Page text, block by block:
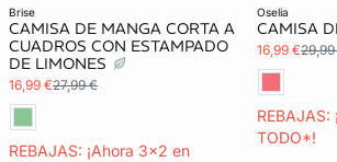
brise
CAMISA DE MANGA CORTA A
CUADROS CON ESTAMPADO
DE LIMONES
16,99 €27,99 €
REBAJAS: ¡Ahora 3x2 en
oselia
CAMISA
16,99 €
TODO*!